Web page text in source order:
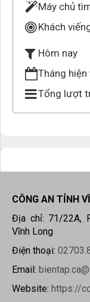
Máy chủ
Khách
Hôm nay
Tháng hiện
Tổng lượt
CÔNG AN TỈNH
Địa chỉ: 71/22A,
Vĩnh Long
Điện thoại:
Email:
Website: https://